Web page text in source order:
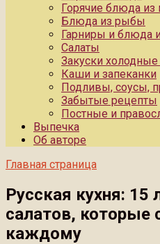
Горячие блюда из
Блюда из рыбы
Гарниры и блюда
Салаты
Закуски холодные
Каши и запеканки
Подливы, соусы,
Забытые рецепты
Постные и
Выпечка
Об авторе
Главная страница
Русская кухня:
салатов, которые
каждому